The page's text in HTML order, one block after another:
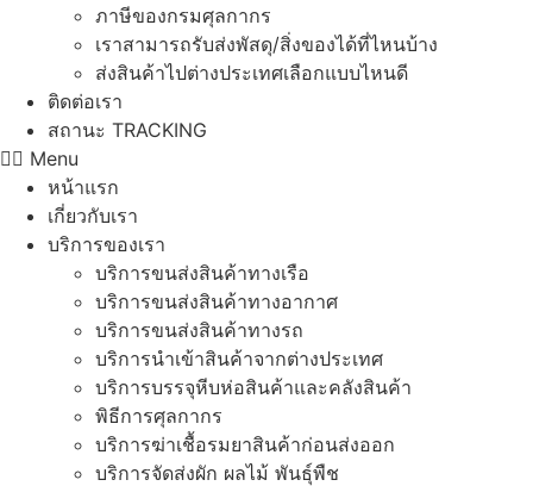
ภาษีของกรมศุลกากร
เราสามารถรับส่งพัสดุ/สิ่งของได้ที่ไหนบ้าง
ส่งสินค้าไปต่างประเทศเลือกแบบไหนดี
ติดต่อเรา
สถานะ TRACKING
Menu
หน้าแรก
เกี่ยวกับเรา
บริการของเรา
บริการขนส่งสินค้าทางเรือ
บริการขนส่งสินค้าทางอากาศ
บริการขนส่งสินค้าทางรถ
บริการนำเข้าสินค้าจากต่างประเทศ
บริการบรรจุหีบห่อสินค้าและคลังสินค้า
พิธีการศุลกากร
บริการฆ่าเชื้อรมยาสินค้าก่อนส่งออก
บริการจัดส่งผัก ผลไม้ พันธุ์พืช